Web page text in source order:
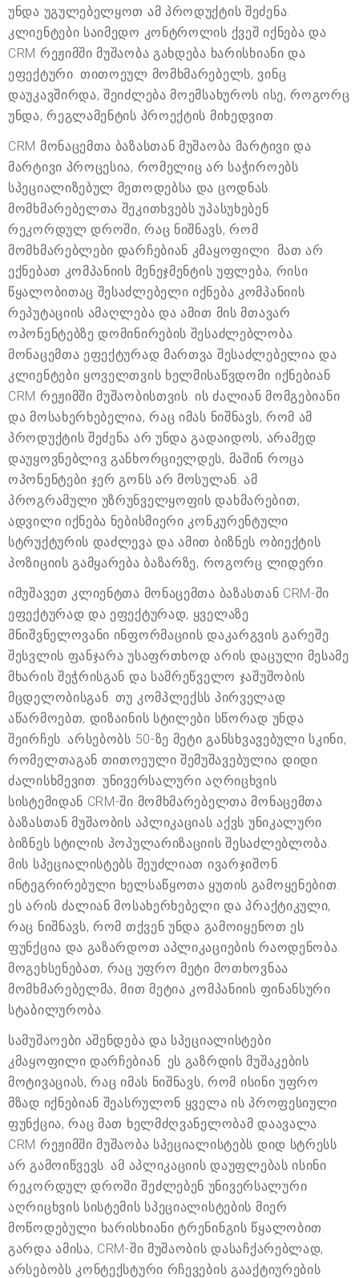
უნდა უგულებელყოთ ამ პროდუქტის შეძენა.
კლიენტები საიმედო კონტროლის ქვეშ იქნება და
CRM რეჟიმში მუშაობა გახდება ხარისხიანი და
ეფექტური. თითოეულ მომხმარებელს, ვინც
დაუკავშირდა, შეიძლება მოემსახუროს ისე, როგორც
უნდა, რეგლამენტის პროექტის მიხედვით.
CRM მონაცემთა ბაზასთან მუშაობა მარტივი და
მარტივი პროცესია, რომელიც არ საჭიროებს
სპეციალიზებულ მეთოდებსა და ცოდნას.
მომხმარებელთა შეკითხვებს უპასუხებენ
რეკორდულ დროში, რაც ნიშნავს, რომ
მომხმარებლები დარჩებიან კმაყოფილი. მათ არ
ექნებათ კომპანიის მენეჯმენტის უფლება, რისი
წყალობითაც შესაძლებელი იქნება კომპანიის
რეპუტაციის ამაღლება და ამით მის მთავარ
ოპონენტებზე დომინირების შესაძლებლობა.
მონაცემთა ეფექტურად მართვა შესაძლებელია და
კლიენტები ყოველთვის ხელმისაწვდომი იქნებიან
CRM რეჟიმში მუშაობისთვის. ის ძალიან მომგებიანი
და მოსახერხებელია, რაც იმას ნიშნავს, რომ ამ
პროდუქტის შეძენა არ უნდა გადაიდოს, არამედ
დაუყოვნებლივ განხორციელდეს, მაშინ როცა
ოპონენტები ჯერ გონს არ მოსულან. ამ
პროგრამული უზრუნველყოფის დახმარებით,
ადვილი იქნება ნებისმიერი კონკურენტული
სტრუქტურის დაძლევა და ამით ბიზნეს ობიექტის
პოზიციის გამყარება ბაზარზე, როგორც ლიდერი.
იმუშავეთ კლიენტთა მონაცემთა ბაზასთან CRM-ში
ეფექტურად და ეფექტურად, ყველაზე
მნიშვნელოვანი ინფორმაციის დაკარგვის გარეშე.
შესვლის ფანჯარა უსაფრთხოდ არის დაცული მესამე
მხარის შეჭრისგან და სამრეწველო ჯაშუშობის
მცდელობისგან. თუ კომპლექსს პირველად
აწარმოებთ, დიზაინის სტილები სწორად უნდა
შეირჩეს. არსებობს 50-ზე მეტი განსხვავებული სკინი,
რომელთაგან თითოეული შემუშავებულია დიდი
ძალისხმევით. უნივერსალური აღრიცხვის
სისტემიდან CRM-ში მომხმარებელთა მონაცემთა
ბაზასთან მუშაობის აპლიკაციას აქვს უნიკალური
ბიზნეს სტილის პოპულარიზაციის შესაძლებლობა.
მის სპეციალისტებს შეუძლიათ ივარჯიშონ
ინტეგრირებული ხელსაწყოთა ყუთის გამოყენებით.
ეს არის ძალიან მოსახერხებელი და პრაქტიკული,
რაც ნიშნავს, რომ თქვენ უნდა გამოიყენოთ ეს
ფუნქცია და გაზარდოთ აპლიკაციების რაოდენობა.
მოგეხსენებათ, რაც უფრო მეტი მოთხოვნაა
მომხმარებელმა, მით მეტია კომპანიის ფინანსური
სტაბილურობა.
სამუშაოები აშენდება და სპეციალისტები
კმაყოფილი დარჩებიან. ეს გაზრდის მუშაკების
მოტივაციას, რაც იმას ნიშნავს, რომ ისინი უფრო
მზად იქნებიან შეასრულონ ყველა ის პროფესიული
ფუნქცია, რაც მათ ხელმძღვანელობამ დაავალა.
CRM რეჟიმში მუშაობა სპეციალისტებს დიდ სტრესს
არ გამოიწვევს. ამ აპლიკაციის დაუფლებას ისინი
რეკორდულ დროში შეძლებენ უნივერსალური
აღრიცხვის სისტემის სპეციალისტების მიერ
მოწოდებული ხარისხიანი ტრენინგის წყალობით.
გარდა ამისა, CRM-ში მუშაობის დასაჩქარებლად,
არსებობს კონტექსტური რჩევების გააქტიურების